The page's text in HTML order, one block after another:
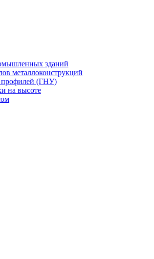
зданий
металлоконструкций
профилей (ГНУ)
на высоте